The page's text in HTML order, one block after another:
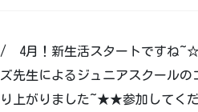
4月！新生活スタートですね
先生によるジュニアスクール
上がりました~★★参加してく